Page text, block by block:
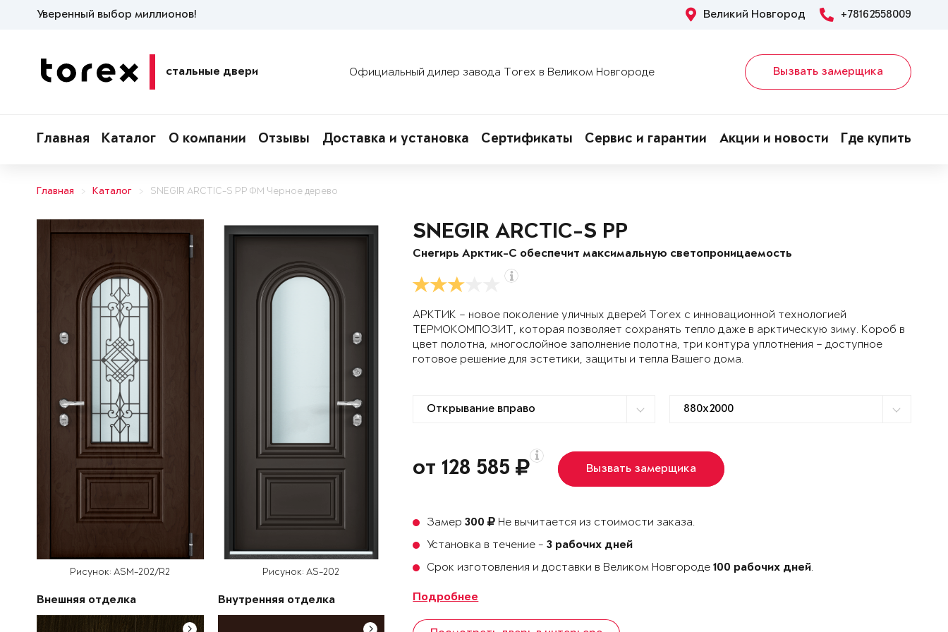
Уверенный выбор миллионов! Великий Новгород +78162558009
стальные двери Официальный дилер завода Torex в Великом Новгороде Вызвать замерщика
Главная Каталог О компании Отзывы Доставка и установка Сертификаты Сервис и гарантии Акции и новости Где купить
Главная Каталог SNEGIR ARCTIC-S PP ФМ Черное дерево
Рисунок: ASM-202/R2
Внешняя отделка
Рисунок: AS-202
Внутренняя отделка
SNEGIR ARCTIC-S PP
Снегирь Арктик-С обеспечит максимальную светопроницаемость
АРКТИК – новое поколение уличных дверей Torex с инновационной технологией
ТЕРМОКОМПОЗИТ, которая позволяет сохранять тепло даже в арктическую зиму. Короб в
цвет полотна, многослойное заполнение полотна, три контура уплотнения – доступное
готовое решение для эстетики, защиты и тепла Вашего дома.
от 128 585 Вызвать замерщика
Замер300
Не вычитается из стоимости заказа.
Установка в течение -3 рабочих дней
Срок изготовления и доставки в Великом Новгороде100 рабочих дней.
Подробнее